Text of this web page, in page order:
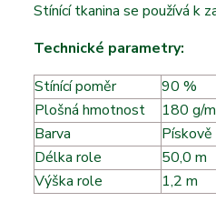
Stínící tkanina se používá k
Technické parametry:
Stínící poměr
90 %
Plošná hmotnost
180 g/m
Barva
Délka role
50,0 m
Výška role
1,2 m